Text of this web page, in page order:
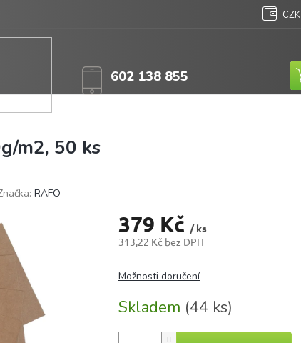
objednávka CZK
602 138 855
m2, 50 ks
RAFO
379 Kč / ks
313,22 Kč bez DPH
cena:
Skladem (44 ks)
Možnosti doručení